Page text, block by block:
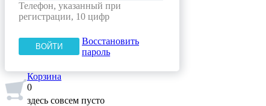
Телефон, указанный при
регистрации, 10 цифр
Восстановить
пароль
Корзина
0
здесь совсем пусто